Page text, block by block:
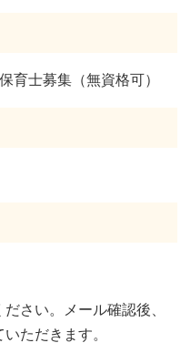
育士募集（無資格可）
さい。メール確認後、
ただきます。